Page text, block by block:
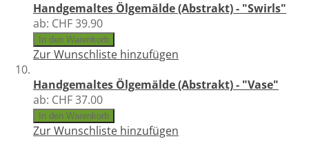
Handgemaltes Ölgemälde (Abstrakt) - "Swirls"
ab: CHF 39.90
In den Warenkorb
Zur Wunschliste hinzufügen
Handgemaltes Ölgemälde (Abstrakt) - "Vase"
ab: CHF 37.00
In den Warenkorb
Zur Wunschliste hinzufügen